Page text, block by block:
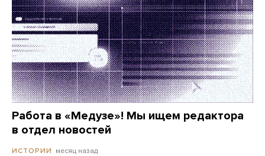
Работа в «Медузе»! Мы ищем редактора
в отдел новостей
ИСТОРИИ месяц назад